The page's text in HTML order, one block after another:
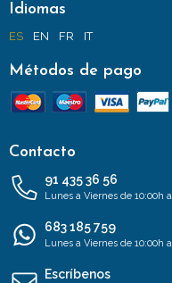
Idiomas
ES EN FR IT
Métodos de pago
Contacto
91 435 36 56
Lunes a Viernes de 10:00h
683 185 759
Lunes a Viernes de 10:00h
Escríbenos